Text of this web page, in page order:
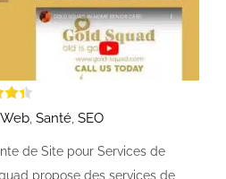
, Santé, SEO
de Site pour Services de
propose des services de